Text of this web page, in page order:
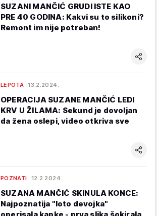
SUZANI MANČIĆ GRUDI ISTE KAO
PRE 40 GODINA: Kakvi su to silikoni?
Remont im nije potreban!
LEPOTA 13.2.2024.
OPERACIJA SUZANE MANČIĆ LEDI
KRV U ŽILAMA: Sekund je dovoljan
da žena oslepi, video otkriva sve
POZNATI 12.2.2024.
SUZANA MANČIĆ SKINULA KONCE:
Najpoznatija "loto devojka"